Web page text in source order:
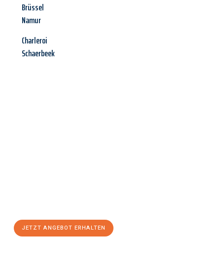
Brüssel
Namur
Charleroi
Schaerbeek
JETZT ANGEBOT ERHALTEN